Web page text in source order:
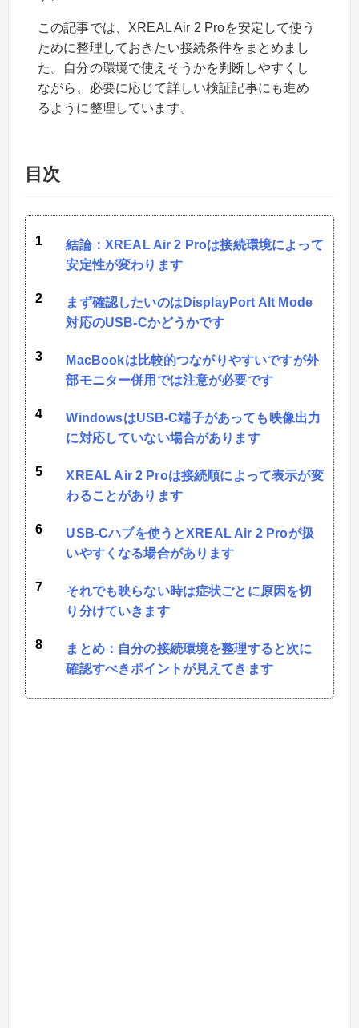
この記事では、XREAL Air 2 Proを安定して使う
ために整理しておきたい接続条件をまとめまし
た。自分の環境で使えそうかを判断しやすくし
ながら、必要に応じて詳しい検証記事にも進め
るように整理しています。
目次
結論：XREAL Air 2 Proは接続環境によって
安定性が変わります
まず確認したいのはDisplayPort Alt Mode
対応のUSB-Cかどうかです
MacBookは比較的つながりやすいですが外
部モニター併用では注意が必要です
WindowsはUSB-C端子があっても映像出力
に対応していない場合があります
XREAL Air 2 Proは接続順によって表示が変
わることがあります
USB-Cハブを使うとXREAL Air 2 Proが扱
いやすくなる場合があります
それでも映らない時は症状ごとに原因を切
り分けていきます
まとめ：自分の接続環境を整理すると次に
確認すべきポイントが見えてきます